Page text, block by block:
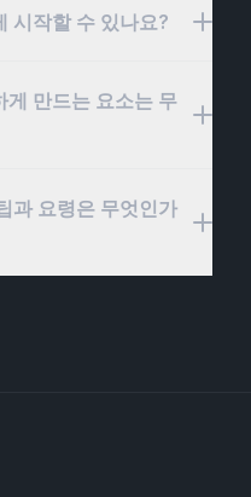
는 동적인 음
음악 게임입니다. 전통
키 피라미드는 다양한
한 음악 작품을 만들어
음악을 만드는 재미있
예비 음악가와 캐주얼
작할 수 있나요?
면 게임 웹사이트를
랫폼에 접속하면 다양
습니다. 다양한 사운
고, 음악의 방향을 완
만드는 요소는 무
운드 피라미드를 만
험을 제공함으로써 돋
임과 달리, Sprunki
요령은 무엇인가